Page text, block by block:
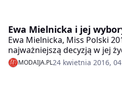
Ewa Mielnicka i jej
Ewa Mielnicka, Miss Polski
najważniejszą decyzją w jej
Miss Polski. Została
wybory międzynarodowe do
MODAIJA.PL24 kwietnia 2016,